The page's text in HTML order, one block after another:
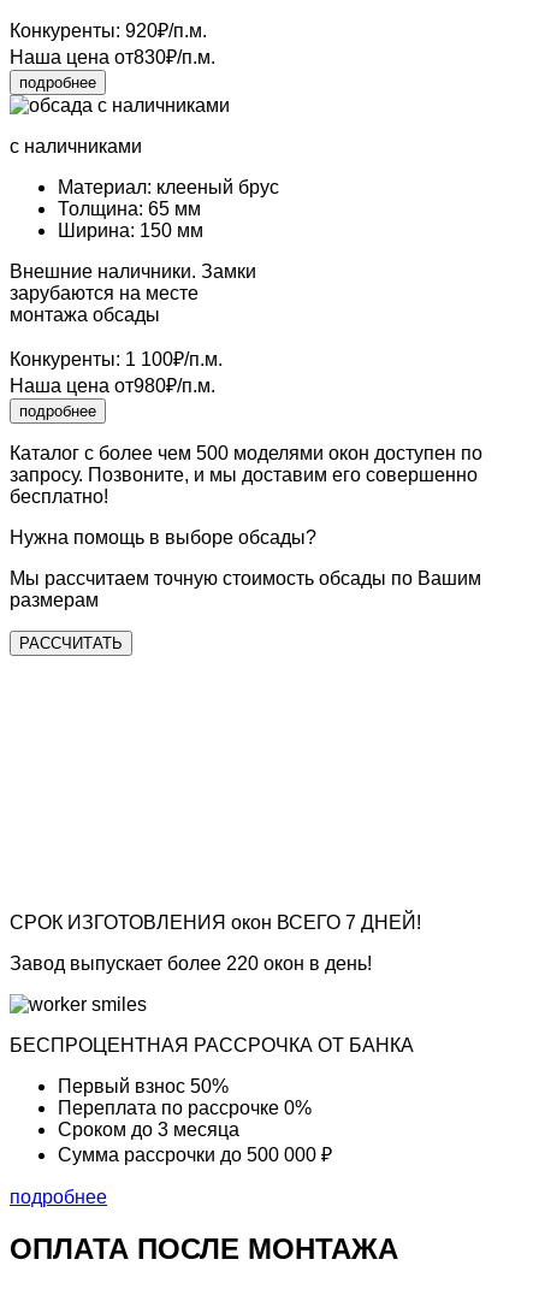
Конкуренты: 920₽/п.м.
Наша цена от830₽/п.м.
подробнее
с наличниками
Материал: клееный брус
Толщина: 65 мм
Ширина: 150 мм
Внешние наличники. Замки
зарубаются на месте
монтажа обсады
Конкуренты: 1 100₽/п.м.
Наша цена от980₽/п.м.
подробнее
Каталог с более чем 500 моделями окон доступен по
запросу. Позвоните, и мы доставим его совершенно
бесплатно!
Нужна помощь в выборе обсады?
Мы рассчитаем точную стоимость обсады по Вашим
размерам
РАССЧИТАТЬ
СРОК ИЗГОТОВЛЕНИЯ окон ВСЕГО 7 ДНЕЙ!
Завод выпускает более 220 окон в день!
БЕСПРОЦЕНТНАЯ РАССРОЧКА ОТ БАНКА
Первый взнос 50%
Переплата по рассрочке 0%
Сроком до 3 месяца
Сумма рассрочки до 500 000 ₽
подробнее
ОПЛАТА ПОСЛЕ МОНТАЖА